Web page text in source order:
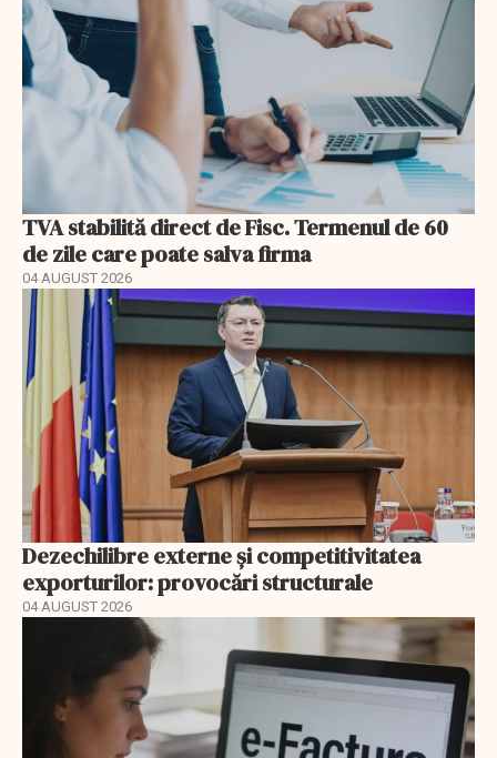
TVA stabilită direct de Fisc. Termenul de 60
de zile care poate salva firma
04 AUGUST 2026
Dezechilibre externe și competitivitatea
exporturilor: provocări structurale
04 AUGUST 2026